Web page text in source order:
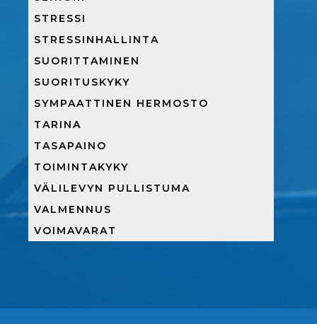
STRESSI
STRESSINHALLINTA
SUORITTAMINEN
SUORITUSKYKY
SYMPAATTINEN HERMOSTO
TARINA
TASAPAINO
TOIMINTAKYKY
VÄLILEVYN PULLISTUMA
VALMENNUS
VOIMAVARAT